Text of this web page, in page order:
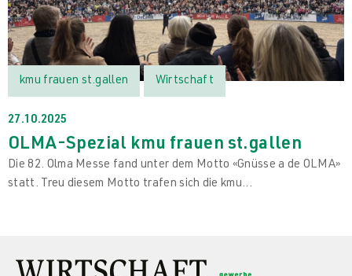
kmu frauen st.gallen Wirtschaft
27.10.2025
OLMA-Spezial kmu frauen st.gallen
Die 82. Olma Messe fand unter dem Motto «Gnüsse a de OLMA»
statt. Treu diesem Motto trafen sich die kmu...